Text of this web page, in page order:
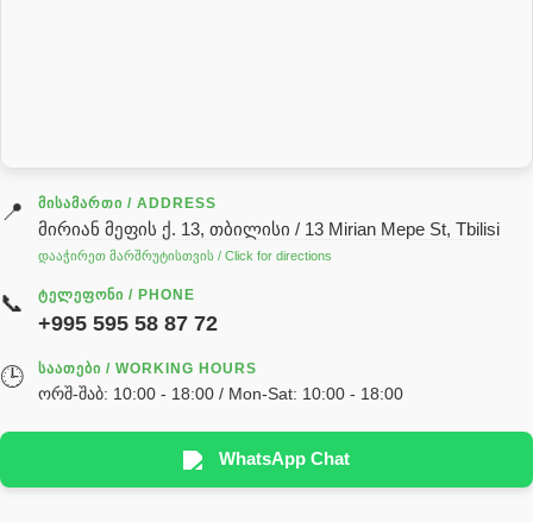
გადაცემათა კოლოფის ზეთი( კარობკის ზეთი)
ძრავის ზეთი
ჰიდრავლიკის ზეთი
реек
სხადასხვა
Hyva
📍 ᲛᲘᲡᲐᲛᲐᲠᲗᲘ / ADDRESS
მირიან მეფის ქ. 13, თბილისი / 13 Mirian Mepe St, Tbilisi
დააჭირეთ მარშრუტისთვის / Click for directions
📞 ᲢᲔᲚᲔᲤᲝᲜᲘ / PHONE
+995 595 58 87 72
🕒 ᲡᲐᲐᲗᲔᲑᲘ / WORKING HOURS
ორშ-შაბ: 10:00 - 18:00 / Mon-Sat: 10:00 - 18:00
WhatsApp Chat